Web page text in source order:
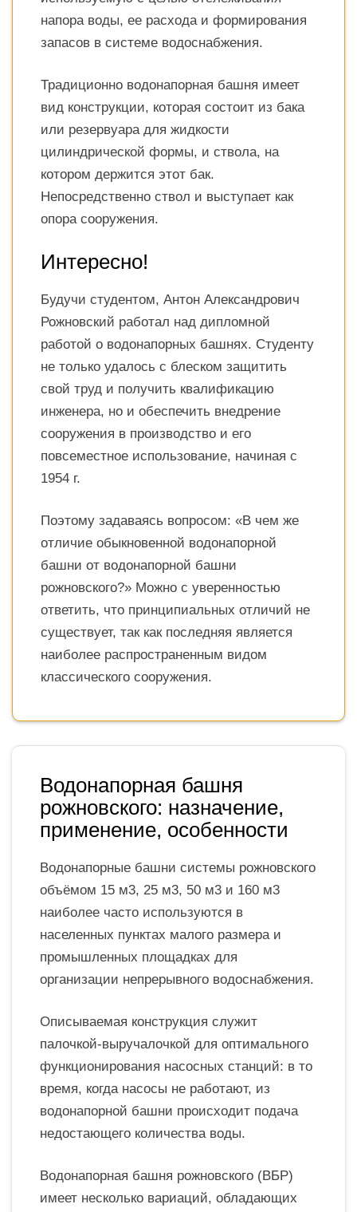
напора воды, ее расхода и формирования
запасов в системе водоснабжения.
Традиционно водонапорная башня имеет
вид конструкции, которая состоит из бака
или резервуара для жидкости
цилиндрической формы, и ствола, на
котором держится этот бак.
Непосредственно ствол и выступает как
опора сооружения.
Интересно!
Будучи студентом, Антон Александрович
Рожновский работал над дипломной
работой о водонапорных башнях. Студенту
не только удалось с блеском защитить
свой труд и получить квалификацию
инженера, но и обеспечить внедрение
сооружения в производство и его
повсеместное использование, начиная с
1954 г.
Поэтому задаваясь вопросом: «В чем же
отличие обыкновенной водонапорной
башни от водонапорной башни
рожновского?» Можно с уверенностью
ответить, что принципиальных отличий не
существует, так как последняя является
наиболее распространенным видом
классического сооружения.
Водонапорная башня
рожновского: назначение,
применение, особенности
Водонапорные башни системы рожновского
объёмом 15 м3, 25 м3, 50 м3 и 160 м3
наиболее часто используются в
населенных пунктах малого размера и
промышленных площадках для
организации непрерывного водоснабжения.
Описываемая конструкция служит
палочкой-выручалочкой для оптимального
функционирования насосных станций: в то
время, когда насосы не работают, из
водонапорной башни происходит подача
недостающего количества воды.
Водонапорная башня рожновского (ВБР)
имеет несколько вариаций, обладающих